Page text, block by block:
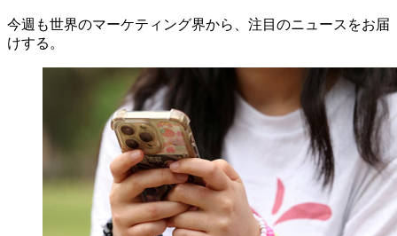
今週も世界のマーケティング界から、注目のニュースをお届
けする。